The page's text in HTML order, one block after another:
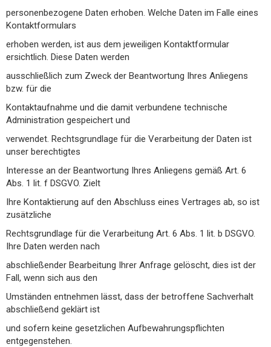
personenbezogene Daten erhoben. Welche Daten im Falle eines
Kontaktformulars
erhoben werden, ist aus dem jeweiligen Kontaktformular
ersichtlich. Diese Daten werden
ausschließlich zum Zweck der Beantwortung Ihres Anliegens
bzw. für die
Kontaktaufnahme und die damit verbundene technische
Administration gespeichert und
verwendet. Rechtsgrundlage für die Verarbeitung der Daten ist
unser berechtigtes
Interesse an der Beantwortung Ihres Anliegens gemäß Art. 6
Abs. 1 lit. f DSGVO. Zielt
Ihre Kontaktierung auf den Abschluss eines Vertrages ab, so ist
zusätzliche
Rechtsgrundlage für die Verarbeitung Art. 6 Abs. 1 lit. b DSGVO.
Ihre Daten werden nach
abschließender Bearbeitung Ihrer Anfrage gelöscht, dies ist der
Fall, wenn sich aus den
Umständen entnehmen lässt, dass der betroffene Sachverhalt
abschließend geklärt ist
und sofern keine gesetzlichen Aufbewahrungspflichten
entgegenstehen.